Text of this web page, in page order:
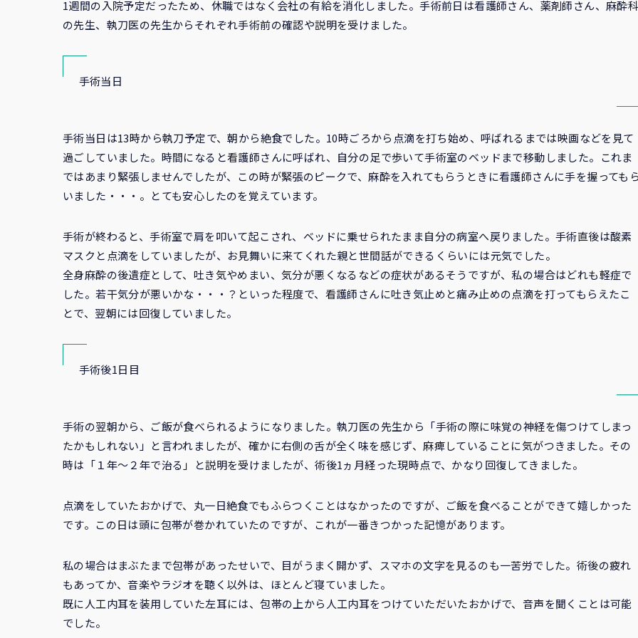
1週間の入院予定だったため、休職ではなく会社の有給を消化しました。手術前日は看護師さん、薬剤師さん、麻酔
の先生、執刀医の先生からそれぞれ手術前の確認や説明を受けました。
手術当日
手術当日は13時から執刀予定で、朝から絶食でした。10時ごろから点滴を打ち始め、呼ばれるまでは映画などを見て
過ごしていました。時間になると看護師さんに呼ばれ、自分の足で歩いて手術室のベッドまで移動しました。これま
ではあまり緊張しませんでしたが、この時が緊張のピークで、麻酔を入れてもらうときに看護師さんに手を握っても
いました・・・。とても安心したのを覚えています。
手術が終わると、手術室で肩を叩いて起こされ、ベッドに乗せられたまま自分の病室へ戻りました。手術直後は酸素
マスクと点滴をしていましたが、お見舞いに来てくれた親と世間話ができるくらいには元気でした。
全身麻酔の後遺症として、吐き気やめまい、気分が悪くなるなどの症状があるそうですが、私の場合はどれも軽症で
した。若干気分が悪いかな・・・？といった程度で、看護師さんに吐き気止めと痛み止めの点滴を打ってもらえたこ
とで、翌朝には回復していました。
手術後1日目
手術の翌朝から、ご飯が食べられるようになりました。執刀医の先生から「手術の際に味覚の神経を傷つけてしまっ
たかもしれない」と言われましたが、確かに右側の舌が全く味を感じず、麻痺していることに気がつきました。その
時は「１年〜２年で治る」と説明を受けましたが、術後1ヵ月経った現時点で、かなり回復してきました。
点滴をしていたおかげで、丸一日絶食でもふらつくことはなかったのですが、ご飯を食べることができて嬉しかった
です。この日は頭に包帯が巻かれていたのですが、これが一番きつかった記憶があります。
私の場合はまぶたまで包帯があったせいで、目がうまく開かず、スマホの文字を見るのも一苦労でした。術後の疲れ
もあってか、音楽やラジオを聴く以外は、ほとんど寝ていました。
既に人工内耳を装用していた左耳には、包帯の上から人工内耳をつけていただいたおかげで、音声を聞くことは可能
でした。